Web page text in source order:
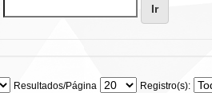
Resultados/Página Registro(s):